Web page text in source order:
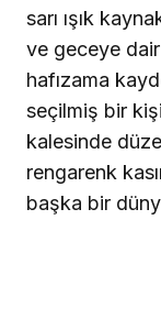
sarı ışık
ve geceye
hafızama
seçilmiş bir
kalesinde
rengarenk
başka bir